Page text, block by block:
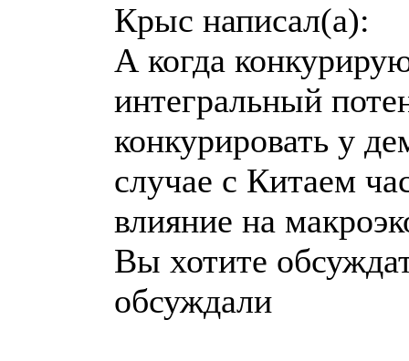
Крыс написал(а):
А когда
интегральный
конкурировать у
случае с Китаем
влияние на
Вы хотите
обсуждали